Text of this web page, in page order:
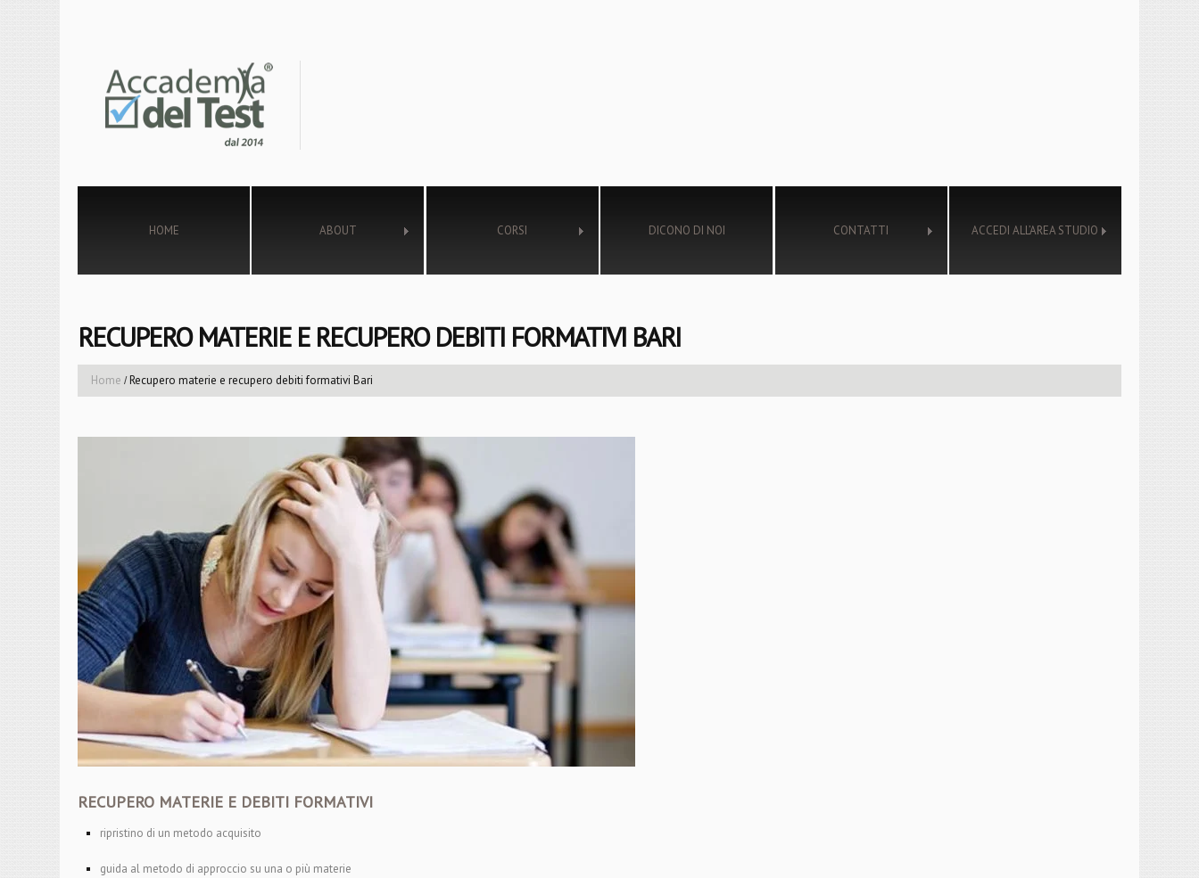
HOME ABOUT CORSI DICONO DI NOI CONTATTI ACCEDI ALL’AREA STUDIO
RECUPERO MATERIE E RECUPERO DEBITI FORMATIVI BARI
Home Recupero materie e recupero debiti formativi Bari
RECUPERO MATERIE E DEBITI FORMATIVI
ripristino di un metodo acquisito
guida al metodo di approccio su una o più materie